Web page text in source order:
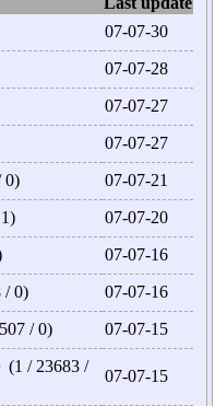
07-07-30
07-07-28
07-07-27
07-07-27
0)
07-07-21
07-07-20
07-07-16
/ 0)
07-07-16
/ 0)
07-07-15
(1 / 23683 /
07-07-15